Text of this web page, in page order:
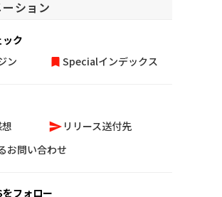
ション
ク
ン
Specialインデックス
想
リリース送付先
お問い合わせ
フォロー